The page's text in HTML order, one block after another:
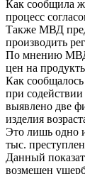
Как сообщила
процесс
Также МВД
производить
По мнению МВД,
цен на
Как
при
выявлено две
изделия
Это лишь одно
тыс.
Данный
возмещен